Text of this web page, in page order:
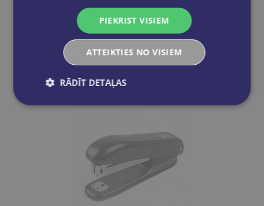
€1.95
Ielikt grozā
PIEKRIST VISIEM
ATTEIKTIES NO VISIEM
RĀDĪT DETAĻAS